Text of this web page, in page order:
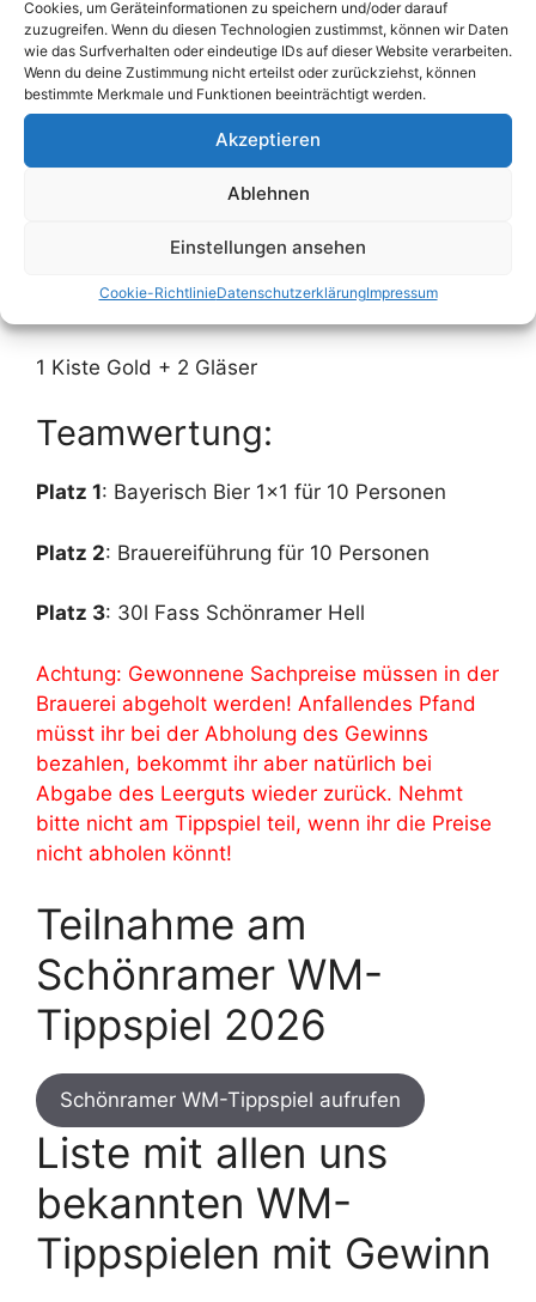
Cookies, um Geräteinformationen zu speichern und/oder darauf
zuzugreifen. Wenn du diesen Technologien zustimmst, können wir Daten
wie das Surfverhalten oder eindeutige IDs auf dieser Website verarbeiten.
Wenn du deine Zustimmung nicht erteilst oder zurückziehst, können
bestimmte Merkmale und Funktionen beeinträchtigt werden.
Akzeptieren
Ablehnen
Einstellungen ansehen
Cookie-RichtlinieDatenschutzerklärungImpressum
Sechzentelfinale
1 Kiste Schönramer Dunkel + 2 Gläser
Viertelfinale, Halbfinal, Finale
1 Kiste Gold + 2 Gläser
Teamwertung:
Platz 1: Bayerisch Bier 1×1 für 10 Personen
Platz 2: Brauereiführung für 10 Personen
Platz 3: 30l Fass Schönramer Hell
Achtung: Gewonnene Sachpreise müssen in der
Brauerei abgeholt werden! Anfallendes Pfand
müsst ihr bei der Abholung des Gewinns
bezahlen, bekommt ihr aber natürlich bei
Abgabe des Leerguts wieder zurück. Nehmt
bitte nicht am Tippspiel teil, wenn ihr die Preise
nicht abholen könnt!
Teilnahme am
Schönramer WM-
Tippspiel 2026
Schönramer WM-Tippspiel aufrufen
Liste mit allen uns
bekannten WM-
Tippspielen mit Gewinn